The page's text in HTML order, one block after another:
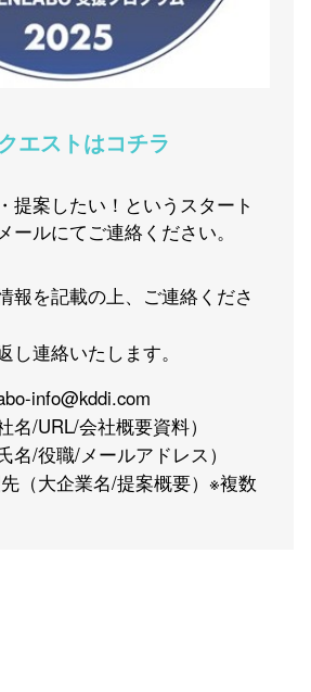
エストはコチラ
提案したい！というスタート
ールにてご連絡ください。
報を記載の上、ご連絡くださ
し連絡いたします。
info@kddi.com
名/URL/会社概要資料）
名/役職/メールアドレス）
（大企業名/提案概要）※複数